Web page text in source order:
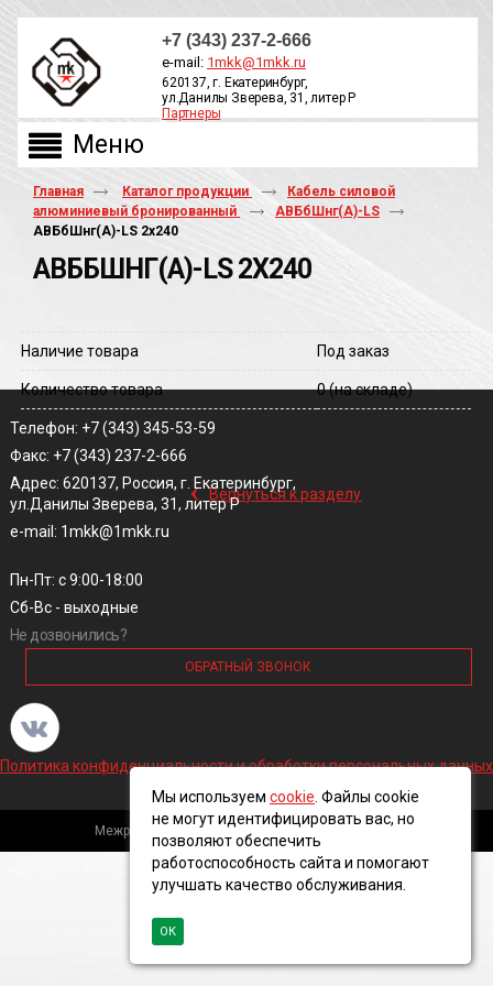
+7 (343) 237-2-666
e-mail: 1mkk@1mkk.ru
620137, г. Екатеринбург,
ул.Данилы Зверева, 31, литер Р
Партнеры
Главная Каталог продукции
Кабель силовой
алюминиевый бронированный
АВБбШнг(А)-LS
АВБбШнг(A)-LS 2х240
АВББШНГ(A)-LS 2Х240
Наличие товара Под заказ
Количество товара 0(на складе)
‹ Вернуться к разделу
Телефон: +7 (343) 345-53-59
Факс: +7 (343) 237-2-666
Адрес: 620137, Россия, г. Екатеринбург,
ул.Данилы Зверева, 31, литер Р
e-mail: 1mkk@1mkk.ru
Пн-Пт: с 9:00-18:00
Сб-Вс - выходные
Не дозвонились?
ОБРАТНЫЙ ЗВОНОК
Политика конфиденциальности и обработки персональных данных
Межрегиональная кабельная компания, 2016 ©
Мы используем cookie . Файлы cookie
не могут идентифицировать вас, но
позволяют обеспечить
работоспособность сайта и помогают
улучшать качество обслуживания.
ОК